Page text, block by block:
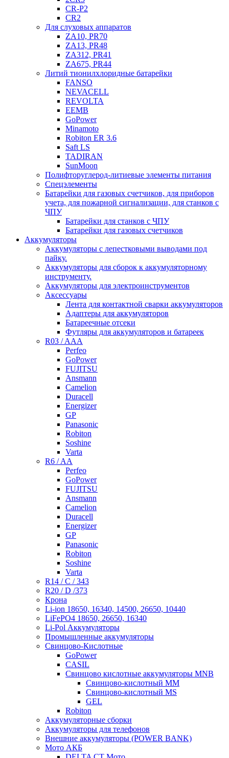
CR-P2
CR2
Для слуховых аппаратов
ZA10, PR70
ZA13, PR48
ZA312, PR41
ZA675, PR44
Литий тионилхлоридные батарейки
FANSO
NEVACELL
REVOLTA
EEMB
GoPower
Minamoto
Robiton ER 3.6
Saft LS
TADIRAN
SunMoon
Полифторуглерод-литиевые элементы питания
Спецэлементы
Батарейки для газовых счетчиков, для приборов
учета, для пожарной сигнализации, для станков с
ЧПУ
Батарейки для станков с ЧПУ
Батарейки для газовых счетчиков
Аккумуляторы
Аккумуляторы с лепестковыми выводами под
пайку.
Аккумуляторы для сборок к аккумуляторному
инструменту.
Аккумуляторы для электроинструментов
Аксессуары
Лента для контактной сварки аккумуляторов
Адаптеры для аккумуляторов
Батареечные отсеки
Футляры для аккумуляторов и батареек
R03 / AAA
Perfeo
GoPower
FUJITSU
Ansmann
Camelion
Duracell
Energizer
GP
Panasonic
Robiton
Soshine
Varta
R6 / AA
Perfeo
GoPower
FUJITSU
Ansmann
Camelion
Duracell
Energizer
GP
Panasonic
Robiton
Soshine
Varta
R14 / C / 343
R20 / D /373
Крона
Li-ion 18650, 16340, 14500, 26650, 10440
LiFePO4 18650, 26650, 16340
Li-Pol Аккумуляторы
Промышленные аккумуляторы
Свинцово-Кислотные
GoPower
CASIL
Свинцово кислотные аккумуляторы MNB
Cвинцово-кислотный MM
Cвинцово-кислотный MS
GEL
Robiton
Аккумуляторные сборки
Аккумуляторы для телефонов
Внешние аккумуляторы (POWER BANK)
Мото АКБ